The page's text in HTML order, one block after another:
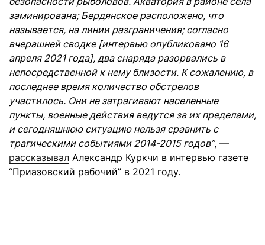
заминирована; Бердянское расположено, что
называется, на линии разграничения; согласно
вчерашней сводке [интервью опубликовано 16
апреля 2021 года], два снаряда разорвались в
непосредственной к нему близости. К сожалению, в
последнее время количество обстрелов
участилось. Они не затрагивают населенные
пункты, военные действия ведутся за их пределами,
и сегодняшнюю ситуацию нельзя сравнить с
трагическими событиями 2014-2015 годов”, —
рассказывал Александр Куркчи в интервью газете
“Приазовский рабочий” в 2021 году.